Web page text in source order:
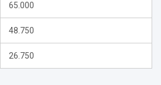
65.000
48.750
26.750